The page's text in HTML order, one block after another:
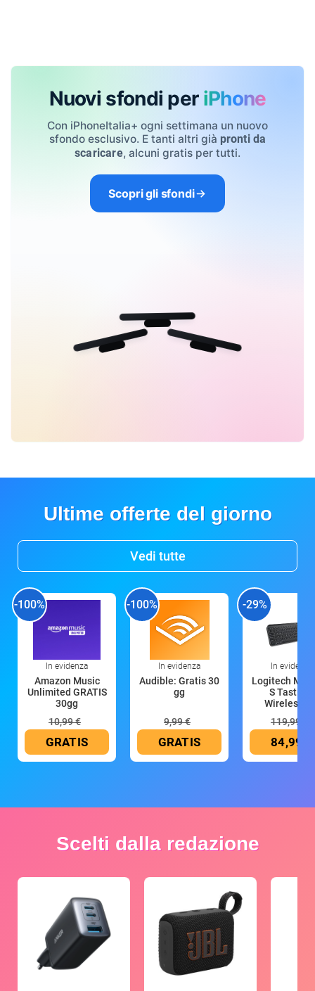
Nuovi sfondi per iPhone
Con iPhoneItalia+ ogni settimana un nuovo
sfondo esclusivo. E tanti altri già pronti da
scaricare, alcuni gratis per tutti.
Scopri gli sfondi
Ultime offerte del giorno
Vedi tutte
-100%
In evidenza
Amazon Music
Unlimited GRATIS
30gg
10,99 €
GRATIS
-100%
In evidenza
Audible: Gratis 30
gg
9,99 €
GRATIS
-29%
In evidenza
Logitech MX
S Tastiera
Wireless
119,99 €
84,99 €
Scelti dalla redazione